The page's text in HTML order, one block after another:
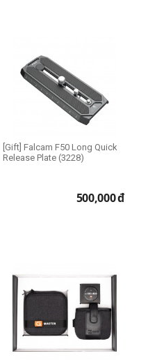
[Gift] Falcam F50 Long Quick
Release Plate (3228)
500,000đ